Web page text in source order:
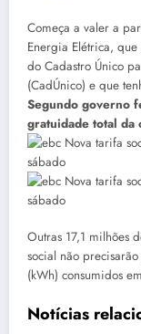
Começa a valer a
Energia Elétrica,
do Cadastro Único
(CadÚnico) e que
Segundo governo
gratuidade total da
Outras 17,1 milhões
social não
(kWh) consumidos
Notícias